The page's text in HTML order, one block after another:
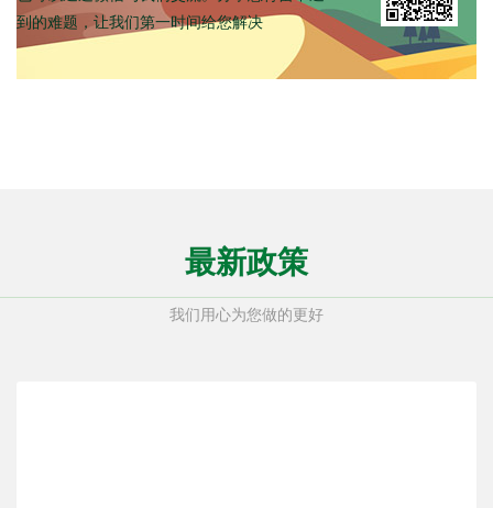
到的难题，让我们第一时间给您解决
最新政策
我们用心为您做的更好